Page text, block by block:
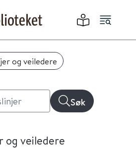
og veiledere
Søk
og veiledere